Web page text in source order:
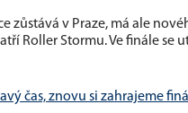
zůstává v Praze, má ale
Roller Stormu. Ve finále se
čas, znovu si zahrajeme